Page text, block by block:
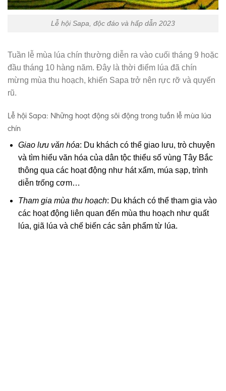
Lễ hội Sapa, độc đáo và hấp dẫn 2023
Tuần lễ mùa lúa chín thường diễn ra vào cuối tháng 9 hoặc
đầu tháng 10 hàng năm. Đây là thời điểm lúa đã chín
mừng mùa thu hoạch, khiến Sapa trở nên rực rỡ và quyến
rũ.
Lễ hội Sapa: Những hoạt động sôi động trong tuần lễ mùa lúa
chín
Giao lưu văn hóa: Du khách có thể giao lưu, trò chuyện
và tìm hiểu văn hóa của dân tộc thiểu số vùng Tây Bắc
thông qua các hoạt động như hát xẩm, múa sạp, trình
diễn trống cơm…
Tham gia mùa thu hoạch: Du khách có thể tham gia vào
các hoạt động liên quan đến mùa thu hoạch như quất
lúa, giã lúa và chế biến các sản phẩm từ lúa.